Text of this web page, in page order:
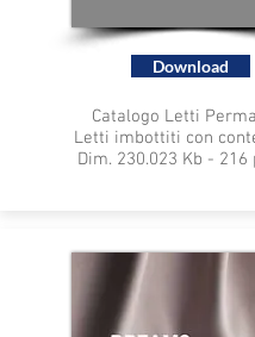
Download
Catalogo Letti
Letti imbottiti con
Dim. 230.023 Kb - 216